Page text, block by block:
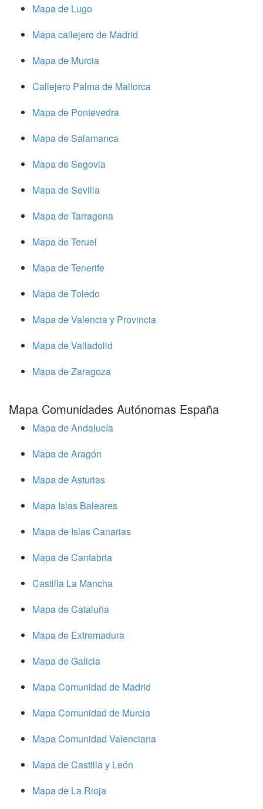
Mapa de Lugo
Mapa callejero de Madrid
Mapa de Murcia
Callejero Palma de Mallorca
Mapa de Pontevedra
Mapa de Salamanca
Mapa de Segovia
Mapa de Sevilla
Mapa de Tarragona
Mapa de Teruel
Mapa de Tenerife
Mapa de Toledo
Mapa de Valencia y Provincia
Mapa de Valladolid
Mapa de Zaragoza
Mapa Comunidades Autónomas España
Mapa de Andalucía
Mapa de Aragón
Mapa de Asturias
Mapa Islas Baleares
Mapa de Islas Canarias
Mapa de Cantabria
Castilla La Mancha
Mapa de Cataluña
Mapa de Extremadura
Mapa de Galicia
Mapa Comunidad de Madrid
Mapa Comunidad de Murcia
Mapa Comunidad Valenciana
Mapa de Castilla y León
Mapa de La Rioja